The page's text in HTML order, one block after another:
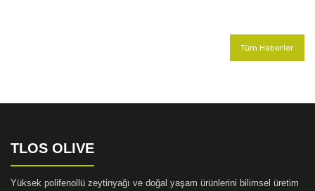
Tüm Haberler
TLOS OLIVE
Yüksek polifenollü zeytinyağı ve doğal yaşam ürünlerini bilimsel üretim